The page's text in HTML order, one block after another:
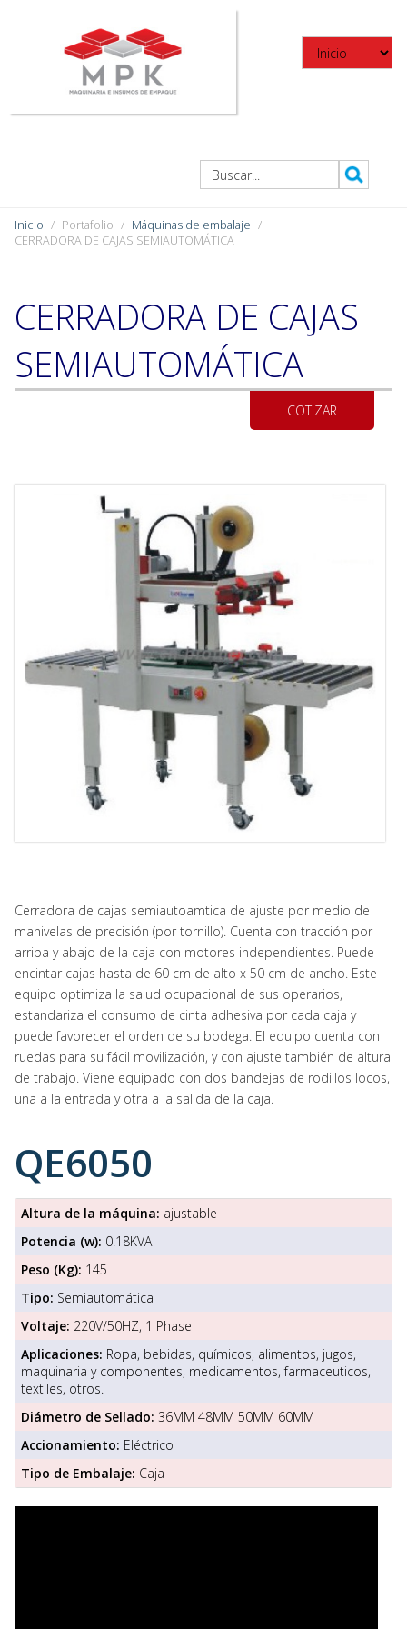
Inicio Portafolio
Máquinas de embalaje
CERRADORA DE CAJAS SEMIAUTOMÁTICA
CERRADORA DE CAJAS
SEMIAUTOMÁTICA
COTIZAR
Cerradora de cajas semiautoamtica de ajuste por medio de
manivelas de precisión (por tornillo). Cuenta con tracción por
arriba y abajo de la caja con motores independientes. Puede
encintar cajas hasta de 60 cm de alto x 50 cm de ancho. Este
equipo optimiza la salud ocupacional de sus operarios,
estandariza el consumo de cinta adhesiva por cada caja y
puede favorecer el orden de su bodega. El equipo cuenta con
ruedas para su fácil movilización, y con ajuste también de altura
de trabajo. Viene equipado con dos bandejas de rodillos locos,
una a la entrada y otra a la salida de la caja.
QE6050
Altura de la máquina: ajustable
Potencia (w): 0.18KVA
Peso (Kg): 145
Tipo: Semiautomática
Voltaje: 220V/50HZ, 1 Phase
Aplicaciones: Ropa, bebidas, químicos, alimentos, jugos,
maquinaria y componentes, medicamentos, farmaceuticos,
textiles, otros.
Diámetro de Sellado: 36MM 48MM 50MM 60MM
Accionamiento: Eléctrico
Tipo de Embalaje: Caja